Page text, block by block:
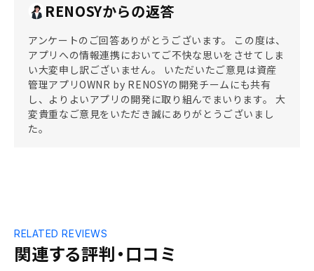
RENOSYからの返答
アンケートのご回答ありがとうございます。 この度は、
アプリへの情報連携においてご不快な思いをさせてしま
い大変申し訳ございません。 いただいたご意見は資産
管理アプリOWNR by RENOSYの開発チームにも共有
し、よりよいアプリの開発に取り組んでまいります。 大
変貴重なご意見をいただき誠にありがとうございまし
た。
関連する評判・口コミ
RELATED REVIEWS